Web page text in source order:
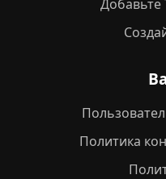
Добавьте
Политика